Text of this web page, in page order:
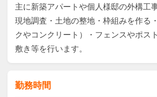
主に新築アパートや個人様邸の外構工
現地調査・土地の整地・枠組みを作る
クやコンクリート）・フェンスやポス
敷き等を行います。
勤務時間